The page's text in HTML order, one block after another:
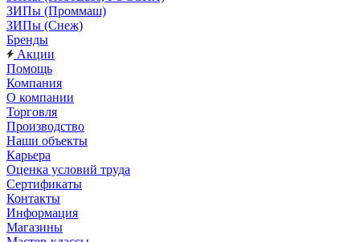
ЗИПы (Проммаш)
ЗИПы (Снеж)
Бренды
Акции
Помощь
Компания
О компании
Торговля
Производство
Наши объекты
Карьера
Оценка условий труда
Сертификаты
Контакты
Информация
Магазины